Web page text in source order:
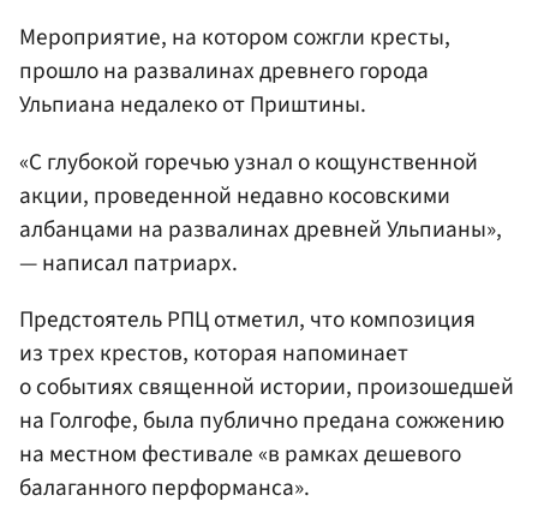
Мероприятие, на котором сожгли кресты,
прошло на развалинах древнего города
Ульпиана недалеко от Приштины.
«С глубокой горечью узнал о кощунственной
акции, проведенной недавно косовскими
албанцами на развалинах древней Ульпианы»,
— написал патриарх.
Предстоятель РПЦ отметил, что композиция
из трех крестов, которая напоминает
о событиях священной истории, произошедшей
на Голгофе, была публично предана сожжению
на местном фестивале «в рамках дешевого
балаганного перформанса».